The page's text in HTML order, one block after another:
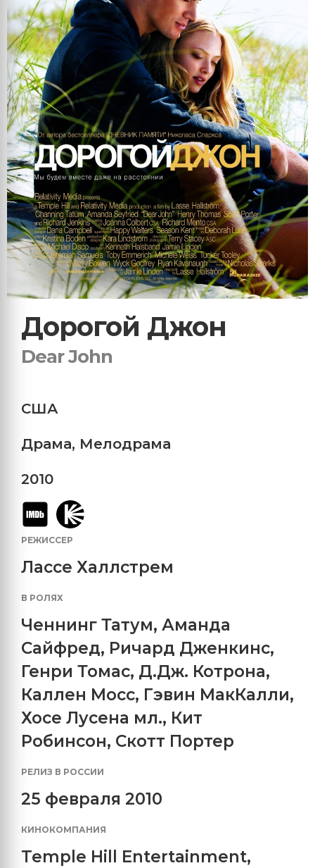
Дорогой Джон
Dear John
США
Драма, Мелодрама
2010
РЕЖИССЕР
Лассе Халлстрем
В РОЛЯХ
Ченнинг Татум, Аманда
Сайфред, Ричард Дженкинс,
Генри Томас, Д.Дж. Котрона,
Каллен Мосс, Гэвин МакКалли,
Хосе Лусена мл., Кит
Робинсон, Скотт Портер
РЕЛИЗ В РОССИИ
25 февраля 2010
КИНОКОМПАНИЯ
Temple Hill Entertainment,